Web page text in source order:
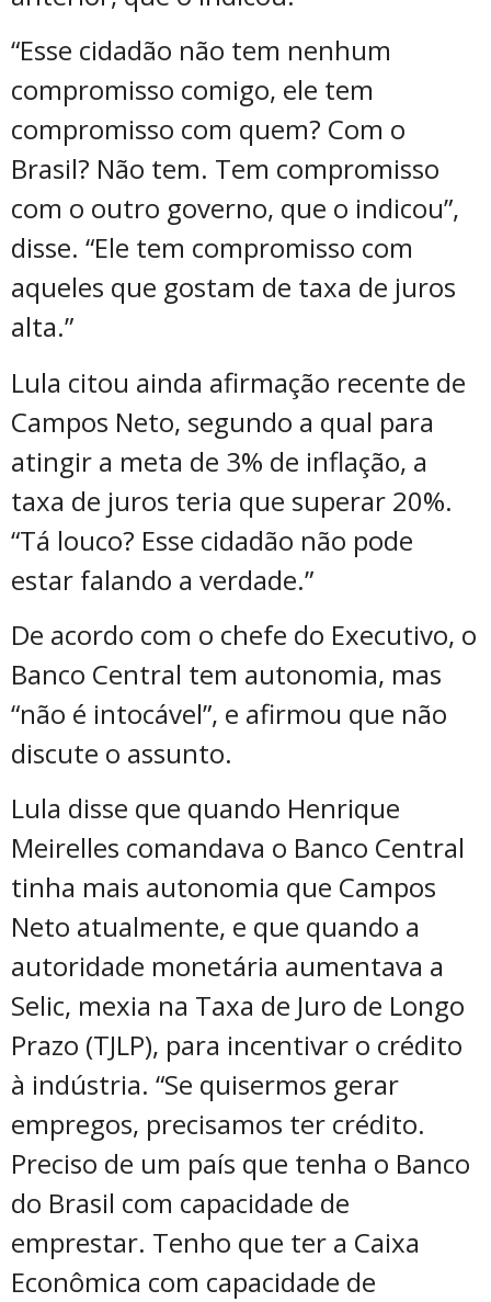
“Esse cidadão não tem nenhum
compromisso comigo, ele tem
compromisso com quem? Com o
Brasil? Não tem. Tem compromisso
com o outro governo, que o indicou”,
disse. “Ele tem compromisso com
aqueles que gostam de taxa de juros
alta.”
Lula citou ainda afirmação recente de
Campos Neto, segundo a qual para
atingir a meta de 3% de inflação, a
taxa de juros teria que superar 20%.
“Tá louco? Esse cidadão não pode
estar falando a verdade.”
De acordo com o chefe do Executivo, o
Banco Central tem autonomia, mas
“não é intocável”, e afirmou que não
discute o assunto.
Lula disse que quando Henrique
Meirelles comandava o Banco Central
tinha mais autonomia que Campos
Neto atualmente, e que quando a
autoridade monetária aumentava a
Selic, mexia na Taxa de Juro de Longo
Prazo (TJLP), para incentivar o crédito
à indústria. “Se quisermos gerar
empregos, precisamos ter crédito.
Preciso de um país que tenha o Banco
do Brasil com capacidade de
emprestar. Tenho que ter a Caixa
Econômica com capacidade de